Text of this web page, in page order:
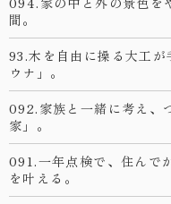
間。
93.木を自由に操る大工
ウナ」。
092.家族と一緒に考え、
家」。
091.一年点検で、住んで
を叶える。